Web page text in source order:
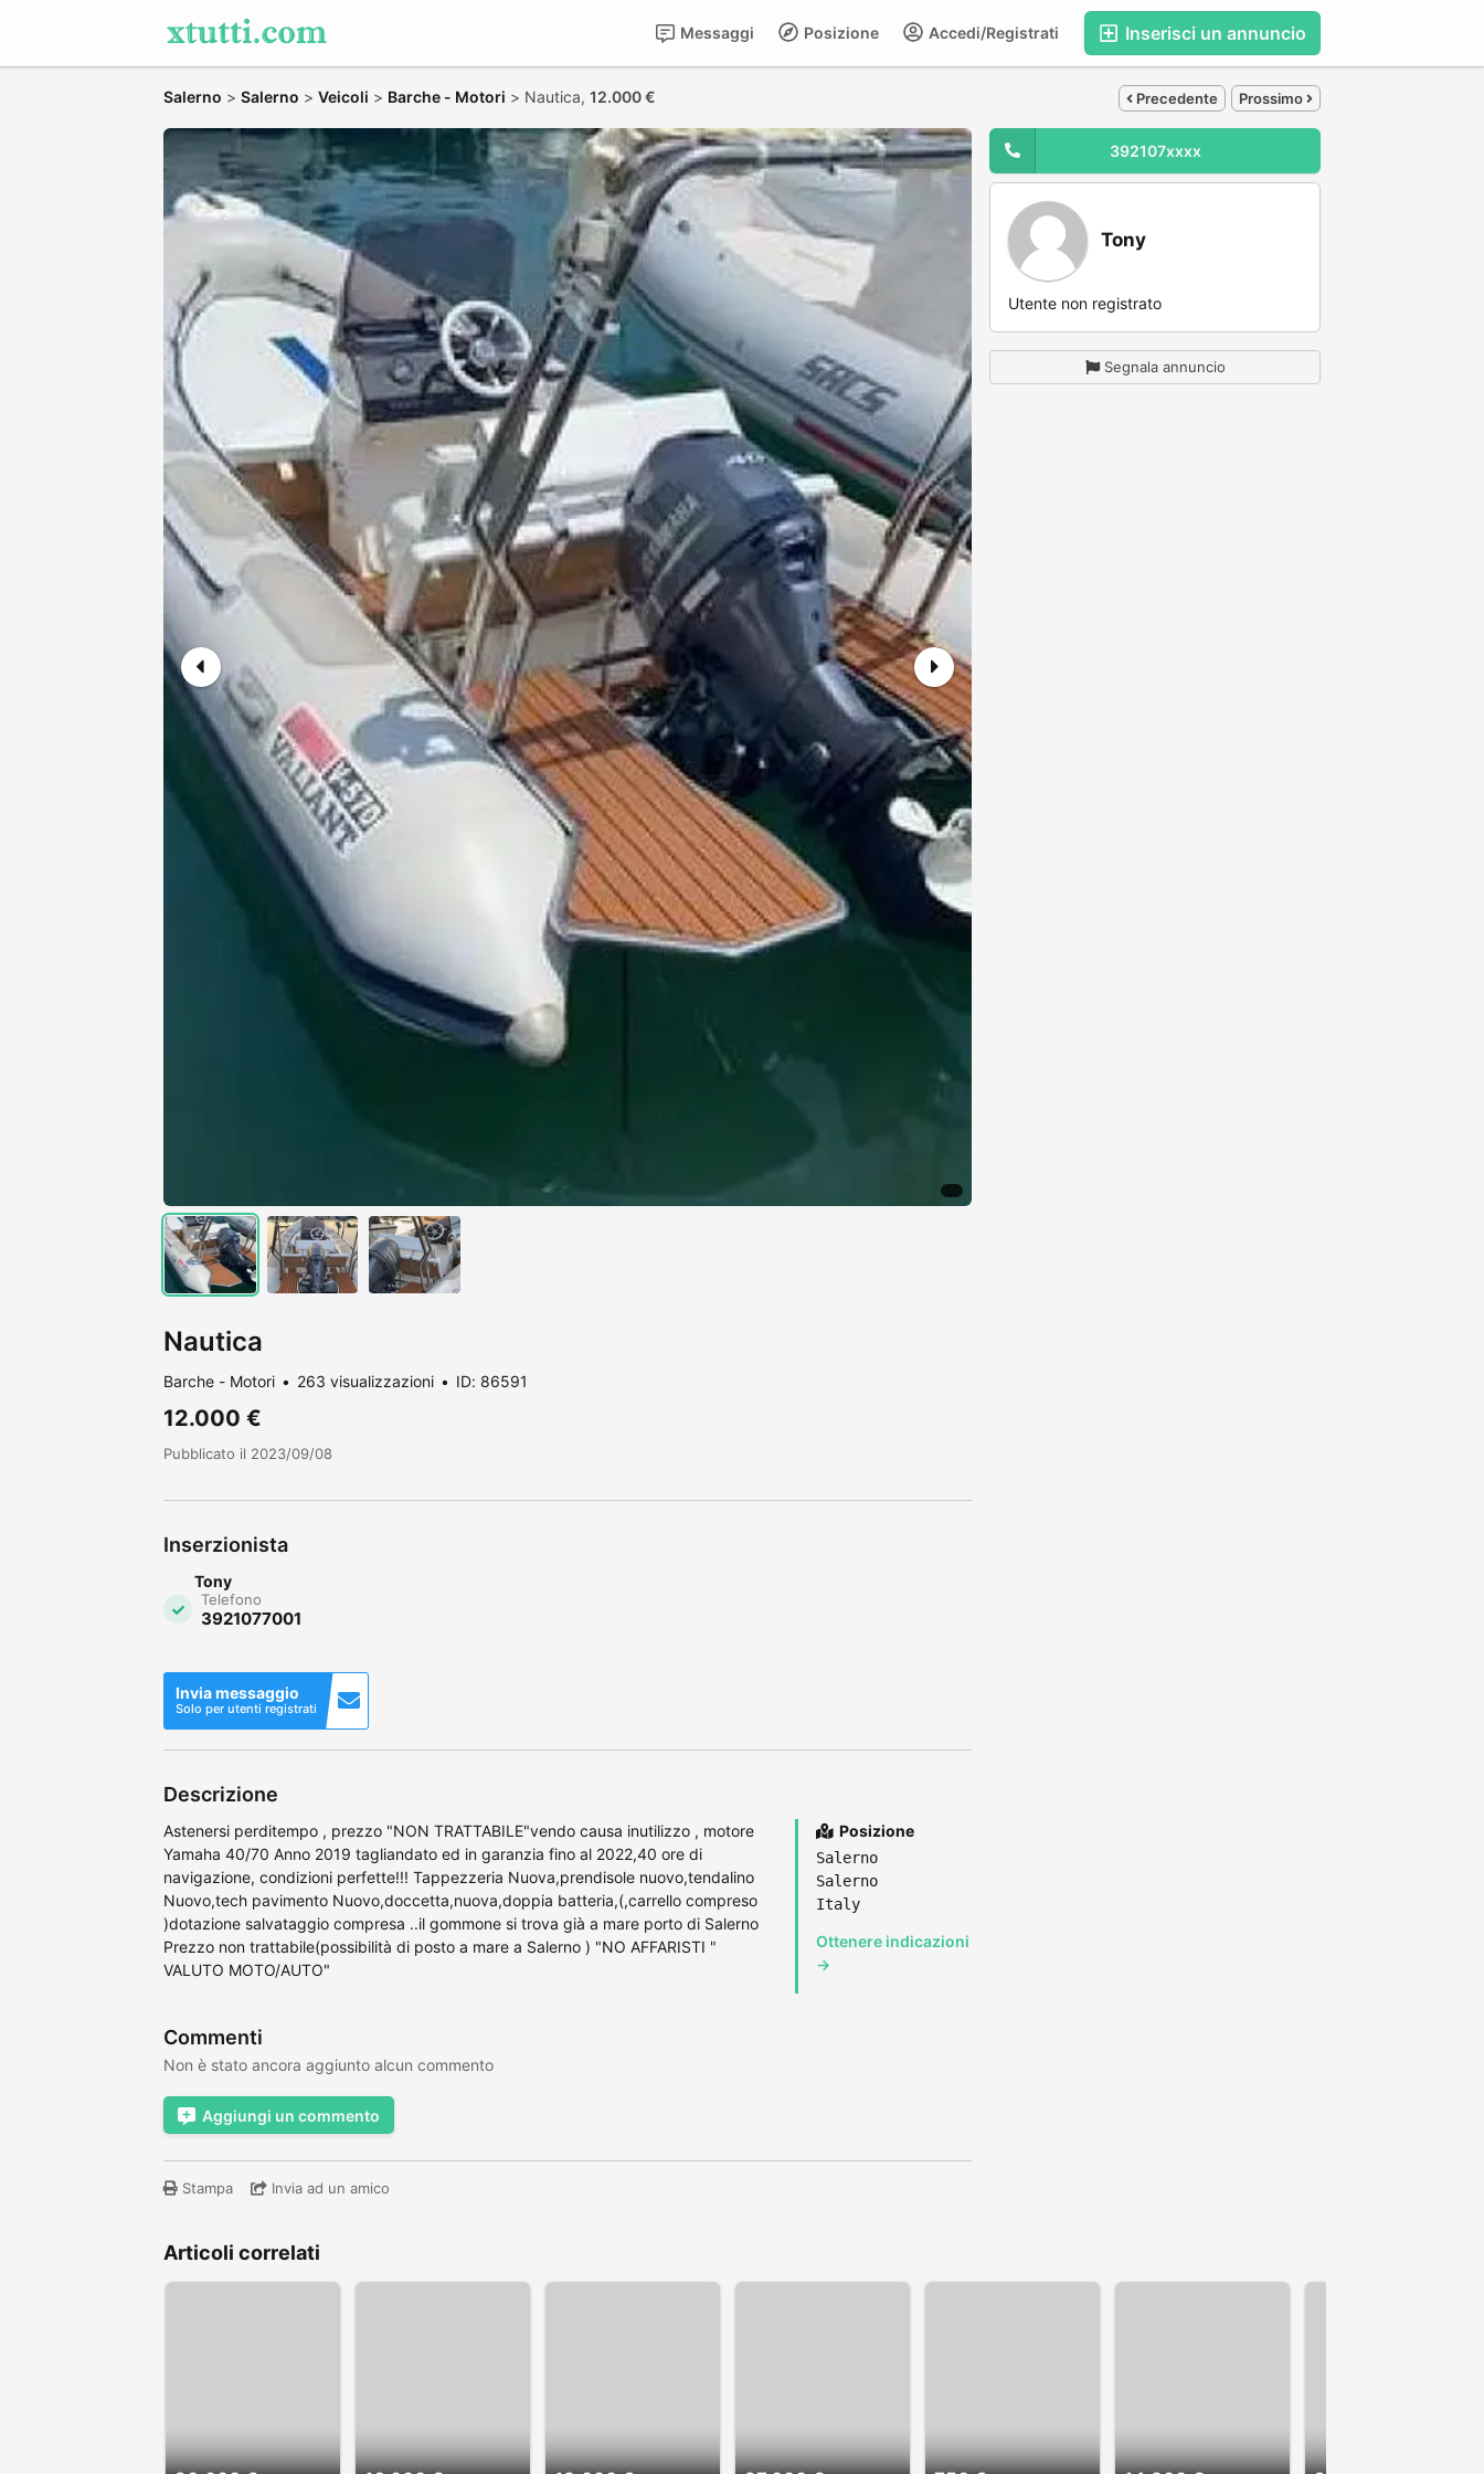
Inserisci un annuncio
Accedi/Registrati
Posizione
Messaggi
Salerno > Salerno > Veicoli > Barche - Motori > Nautica, 12.000 € Precedente Prossimo
Nautica
Barche - Motori 263 visualizzazioni ID: 86591
12.000 €
Pubblicato il 2023/09/08
Inserzionista
Tony
Telefono
3921077001
Invia messaggio
Solo per utenti registrati
Descrizione
Astenersi perditempo , prezzo "NON TRATTABILE"vendo causa inutilizzo , motore
Yamaha 40/70 Anno 2019 tagliandato ed in garanzia fino al 2022,40 ore di
navigazione, condizioni perfette!!! Tappezzeria Nuova,prendisole nuovo,tendalino
Nuovo,tech pavimento Nuovo,doccetta,nuova,doppia batteria,(,carrello compreso
)dotazione salvataggio compresa ..il gommone si trova già a mare porto di Salerno
Prezzo non trattabile(possibilità di posto a mare a Salerno ) "NO AFFARISTI "
VALUTO MOTO/AUTO"
Posizione
Salerno
Salerno
Italy
Ottenere indicazioni
→
Commenti
Non è stato ancora aggiunto alcun commento
Aggiungi un commento
Stampa Invia ad un amico
392107xxxx
Tony
Utente non registrato
Segnala annuncio
Articoli correlati